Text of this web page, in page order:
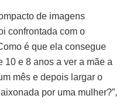
de imagens
confrontada com o
é que ela consegue
10 e 8 anos a ver a mãe a
mês e depois largar o
por uma mulher?”,